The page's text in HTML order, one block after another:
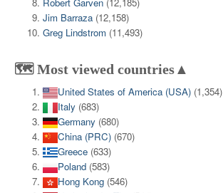
Jim Barraza (12,158)
Greg Lindstrom (11,493)
🗺️ Most viewed countries▲
United States of America (USA) (1,354)
Italy (683)
Germany (680)
China (PRC) (670)
Greece (633)
Poland (583)
Hong Kong (546)